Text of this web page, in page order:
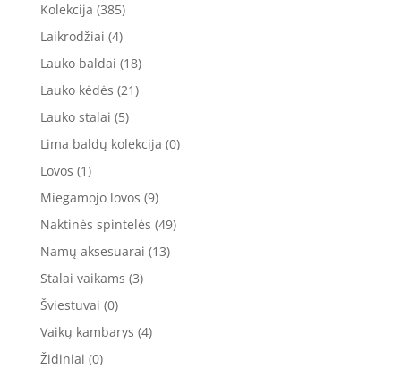
Kolekcija (385)
Laikrodžiai (4)
Lauko baldai (18)
Lauko kėdės (21)
Lauko stalai (5)
Lima baldų kolekcija (0)
Lovos (1)
Miegamojo lovos (9)
Naktinės spintelės (49)
Namų aksesuarai (13)
Stalai vaikams (3)
Šviestuvai (0)
Vaikų kambarys (4)
Židiniai (0)